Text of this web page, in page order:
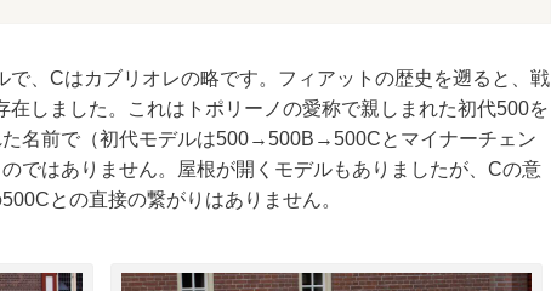
、Cはカブリオレの略です。フィアットの歴史を遡ると、戦
しました。これはトポリーノの愛称で親しまれた初代500を
名前で（初代モデルは500→500B→500Cとマイナーチェン
ではありません。屋根が開くモデルもありましたが、Cの意
との直接の繋がりはありません。